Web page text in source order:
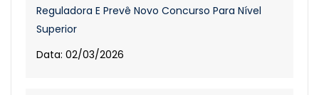
Reguladora E Prevê Novo Concurso Para Nível
Superior
Data: 02/03/2026